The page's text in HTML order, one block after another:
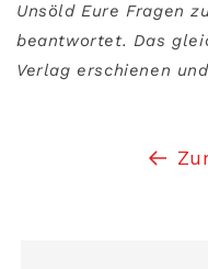
Unsöld Eure Fragen
beantwortet. Das
Verlag erschienen